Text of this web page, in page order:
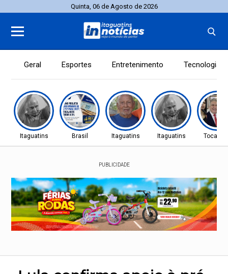
Quinta, 06 de Agosto de 2026
Geral Esportes Entretenimento Tecnologia
Itaguatins Brasil Itaguatins Itaguatins
PUBLICIDADE